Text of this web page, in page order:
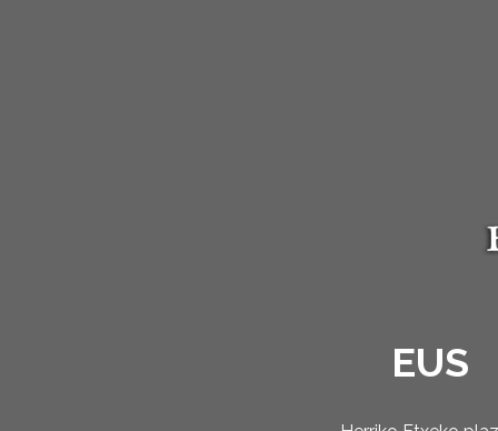
EUS